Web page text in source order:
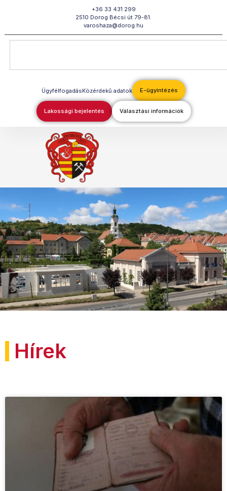
+36 33 431 299
2510 Dorog Bécsi út 79-81.
varoshaza@dorog.hu
ÜgyfélfogadásKözérdekű adatok E-ügyintézés
Lakossági bejelentés Választási információk
Hírek